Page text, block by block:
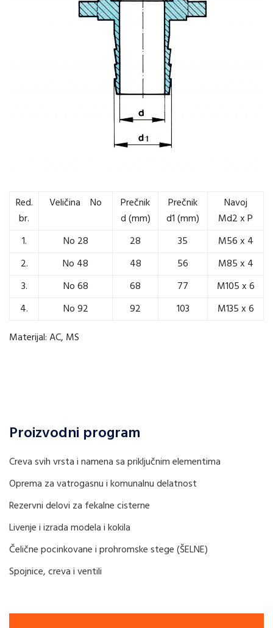
Proizvodni program
Creva svih vrsta i namena sa priključnim elementima
Oprema za vatrogasnu i komunalnu delatnost
Rezervni delovi za fekalne cisterne
Livenje i izrada modela i kokila
Čelične pocinkovane i prohromske stege (ŠELNE)
Spojnice, creva i ventili
Red.
br.
Veličina No
Prečnik
d (mm)
Prečnik
d1 (mm)
Navoj
Md2 x P
1.
No 28 28 35
M56 x 4
2.
No 48 48 56
M85 x 4
3.
No 68 68 77
M105 x 6
4.
No 92 92 103
M135 x 6
Materijal: AC, MS